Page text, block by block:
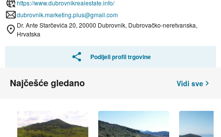
https://www.dubrovnikrealestate.info/
dubrovnik.marketing.plus@gmail.com
Dr. Ante Starčevića 20, 20000 Dubrovnik, Dubrovačko-neretvanska,
Hrvatska
Podijeli profil trgovine
Najčešće gledano Vidi sve